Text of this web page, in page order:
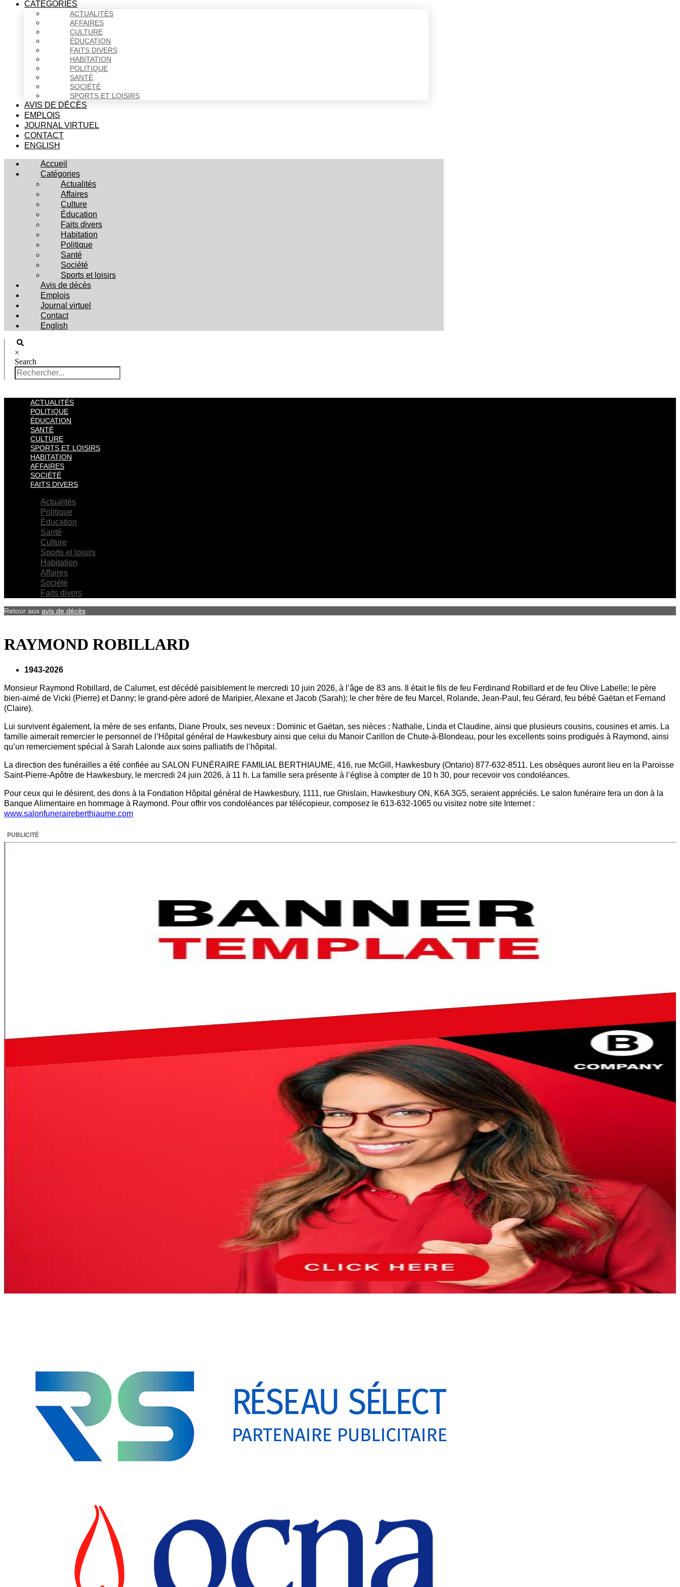
CATÉGORIES
ACTUALITÉS
AFFAIRES
CULTURE
ÉDUCATION
FAITS DIVERS
HABITATION
POLITIQUE
SANTÉ
SOCIÉTÉ
SPORTS ET LOISIRS
AVIS DE DÉCÈS
EMPLOIS
JOURNAL VIRTUEL
CONTACT
ENGLISH
Accueil
Catégories
Actualités
Affaires
Culture
Éducation
Faits divers
Habitation
Politique
Santé
Société
Sports et loisirs
Avis de décès
Emplois
Journal virtuel
Contact
English
×
Search
ACTUALITÉS
POLITIQUE
ÉDUCATION
SANTÉ
CULTURE
SPORTS ET LOISIRS
HABITATION
AFFAIRES
SOCIÉTÉ
FAITS DIVERS
Actualités
Politique
Éducation
Santé
Culture
Sports et loisirs
Habitation
Affaires
Société
Faits divers
Retour aux avis de décès
RAYMOND ROBILLARD
1943-2026
Monsieur Raymond Robillard, de Calumet, est décédé paisiblement le mercredi 10 juin 2026, à l’âge de 83 ans. Il était le fils de feu Ferdinand Robillard et de feu Olive Labelle; le père
bien-aimé de Vicki (Pierre) et Danny; le grand-père adoré de Maripier, Alexane et Jacob (Sarah); le cher frère de feu Marcel, Rolande, Jean-Paul, feu Gérard, feu bébé Gaëtan et Fernand
(Claire).
Lui survivent également, la mère de ses enfants, Diane Proulx, ses neveux : Dominic et Gaëtan, ses nièces : Nathalie, Linda et Claudine, ainsi que plusieurs cousins, cousines et amis. La
famille aimerait remercier le personnel de l’Hôpital général de Hawkesbury ainsi que celui du Manoir Carillon de Chute-à-Blondeau, pour les excellents soins prodigués à Raymond, ainsi
qu’un remerciement spécial à Sarah Lalonde aux soins palliatifs de l’hôpital.
La direction des funérailles a été confiée au SALON FUNÉRAIRE FAMILIAL BERTHIAUME, 416, rue McGill, Hawkesbury (Ontario) 877-632-8511. Les obsèques auront lieu en la Paroisse
Saint-Pierre-Apôtre de Hawkesbury, le mercredi 24 juin 2026, à 11 h. La famille sera présente à l’église à compter de 10 h 30, pour recevoir vos condoléances.
Pour ceux qui le désirent, des dons à la Fondation Hôpital général de Hawkesbury, 1111, rue Ghislain, Hawkesbury ON, K6A 3G5, seraient appréciés. Le salon funéraire fera un don à la
Banque Alimentaire en hommage à Raymond. Pour offrir vos condoléances par télécopieur, composez le 613-632-1065 ou visitez notre site Internet :
www.salonfuneraireberthiaume.com
PUBLICITÉ